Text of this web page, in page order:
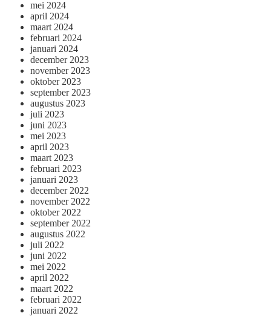
mei 2024
april 2024
maart 2024
februari 2024
januari 2024
december 2023
november 2023
oktober 2023
september 2023
augustus 2023
juli 2023
juni 2023
mei 2023
april 2023
maart 2023
februari 2023
januari 2023
december 2022
november 2022
oktober 2022
september 2022
augustus 2022
juli 2022
juni 2022
mei 2022
april 2022
maart 2022
februari 2022
januari 2022